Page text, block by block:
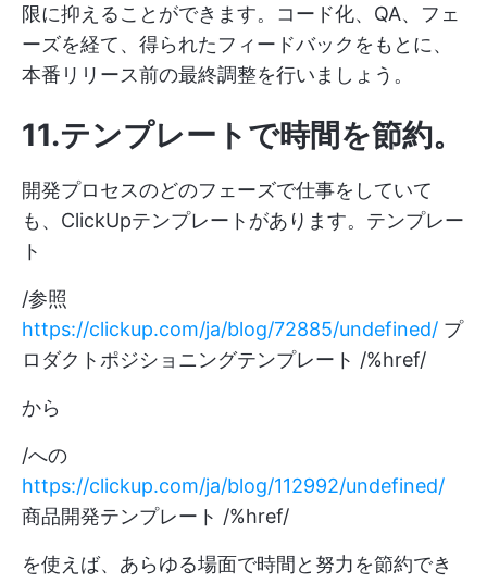
限に抑えることができます。コード化、QA、フェ
ーズを経て、得られたフィードバックをもとに、
本番リリース前の最終調整を行いましょう。
11.テンプレートで時間を節約。
開発プロセスのどのフェーズで仕事をしていて
も、ClickUpテンプレートがあります。テンプレー
ト
/参照
https://clickup.com/ja/blog/72885/undefined/ プ
ロダクトポジショニングテンプレート /%href/
から
/への
https://clickup.com/ja/blog/112992/undefined/
商品開発テンプレート /%href/
を使えば、あらゆる場面で時間と努力を節約でき